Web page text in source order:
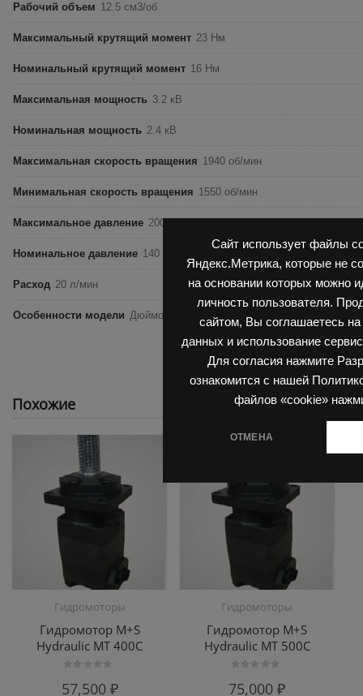
Сайт использует файлы
Яндекс.Метрика, которые не
на основании которых можно
личность пользователя.
сайтом, Вы соглашаетесь на
данных и использование
Для согласия нажмите
ознакомится с нашей
файлов «cookie»
ОТМЕНА
Рабочий объем 12.5 см3/об
Максимальный крутящий момент 23 Нм
Номинальный крутящий момент 16 Нм
Максимальная мощность 3.2 кВ
Номинальная мощность 2.4 кВ
Максимальная скорость вращения 1940 об/мин
Минимальная скорость вращения 1550 об/мин
Максимальное давление 200 бар
Номинальное давление 140 бар
Расход 20 л/мин
Особенности модели Дюймовый размер, Вал 16 мм, Боковые
Похожие
Гидромоторы
Гидромотор M+S
Hydraulic МТ 400С
0
57,500 ₽
Гидромоторы
Гидромотор M+S
Hydraulic МТ 500С
0
75,000₽